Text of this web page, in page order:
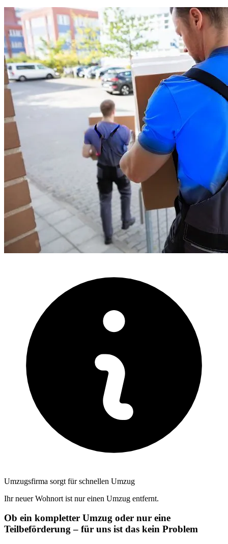
Umzugsfirma sorgt für schnellen Umzug
Ihr neuer Wohnort ist nur einen Umzug entfernt.
Ob ein kompletter Umzug oder nur eine
Teilbeförderung – für uns ist das kein Problem